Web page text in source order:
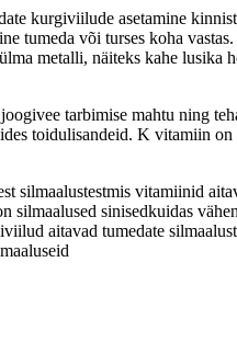
kurgiviilude asetamine
tumeda või turses koha
metalli, näiteks kahe lusika
tarbimise mahtu ning
toidulisandeid. K vitamiin
silmaalustestmis vitamiinid
silmaalused sinisedkuidas
aitavad tumedate